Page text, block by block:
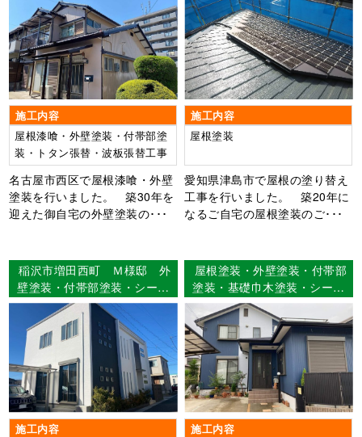
施工内容
屋根漆喰・外壁塗装・付帯部塗
装・トタン張替・波板張替工事
名古屋市西区で屋根漆喰・外壁
塗装を行いました。 築30年を
迎えた御自宅の外壁塗装の･･･
施工内容
屋根塗装
愛知県津島市で屋根の塗り替え
工事を行いました。 築20年に
なるご自宅の屋根塗装のご･･･
稲沢市増田西町 Ｍ様邸 外
壁塗装・付帯部塗装・シーリ
ング工事 【使用塗料】外
壁：ウルトラMUKI
施工内容
屋根塗装・外壁塗装・付帯部
塗装・基礎巾木塗装・シーリ
ング工事・ベランダFRP防水
2プライ 名古屋市中川区 T
様邸
施工内容